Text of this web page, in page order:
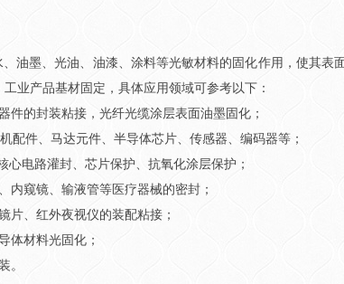
油墨、光油、油漆、涂料等光敏材料的固化作用，使其
业产品基材固定，具体应用领域可参考以下：
件的封装粘接，光纤光缆涂层表面油墨固化；
配件、马达元件、半导体芯片、传感器、编码器等；
心电路灌封、芯片保护、抗氧化涂层保护；
内窥镜、输液管等医疗器械的密封；
片、红外夜视仪的装配粘接；
体材料光固化；
。